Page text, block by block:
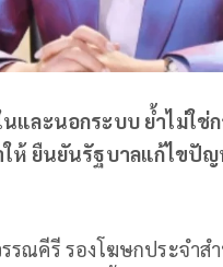
นและนอกระบบ ย้ำไม่ใ
ให้ ยืนยันรัฐบาลแก้ไขปั
รณคีรี รองโฆษกประจำส